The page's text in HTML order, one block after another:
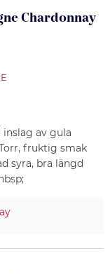
Chardonnay
av gula
fruktig smak
syra, bra längd